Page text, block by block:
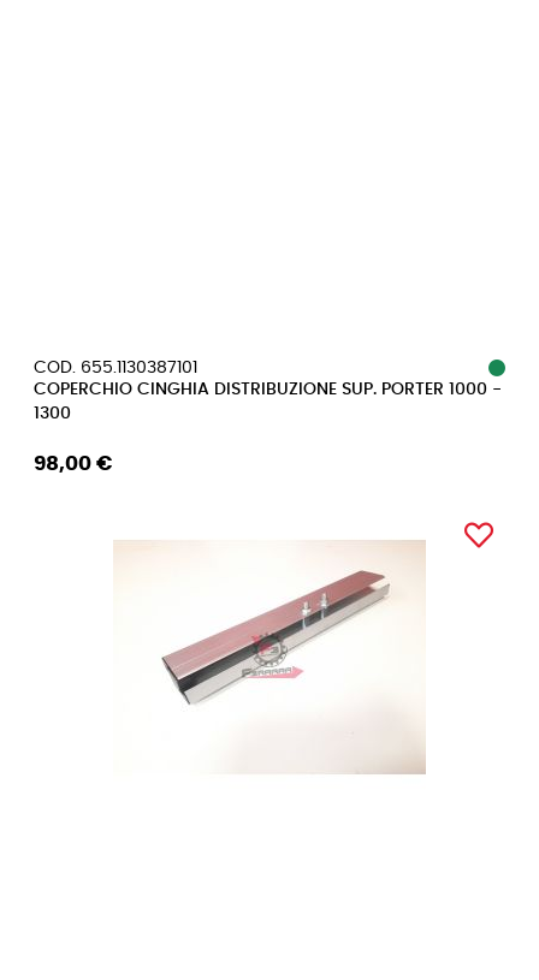
COD. 655.1130387101
COPERCHIO CINGHIA DISTRIBUZIONE SUP. PORTER 1000 -
1300
98,00 €